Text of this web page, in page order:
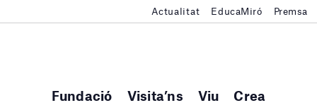
Fundació Visita’ns Viu Crea
Actualitat EducaMiró Premsa